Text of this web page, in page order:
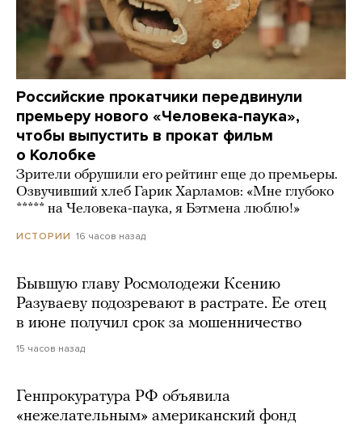
Российские прокатчики передвинули
премьеру нового «Человека-паука»,
чтобы выпустить в прокат фильм
о Колобке
Зрители обрушили его рейтинг еще до премьеры.
Озвучивший хлеб Гарик Харламов: «Мне глубоко
***** на Человека-паука, я Бэтмена люблю!»
ИСТОРИИ 16 часов назад
Бывшую главу Росмолодежи Ксению
Разуваеву подозревают в растрате. Ее отец
в июне получил срок за мошенничество
15 часов назад
Генпрокуратура РФ объявила
«нежелательным» американский фонд